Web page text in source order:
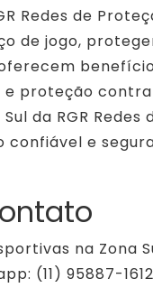
Redes de
de jogo,
proteção
da RGR Redes
e
na Zona
(11) 95887-